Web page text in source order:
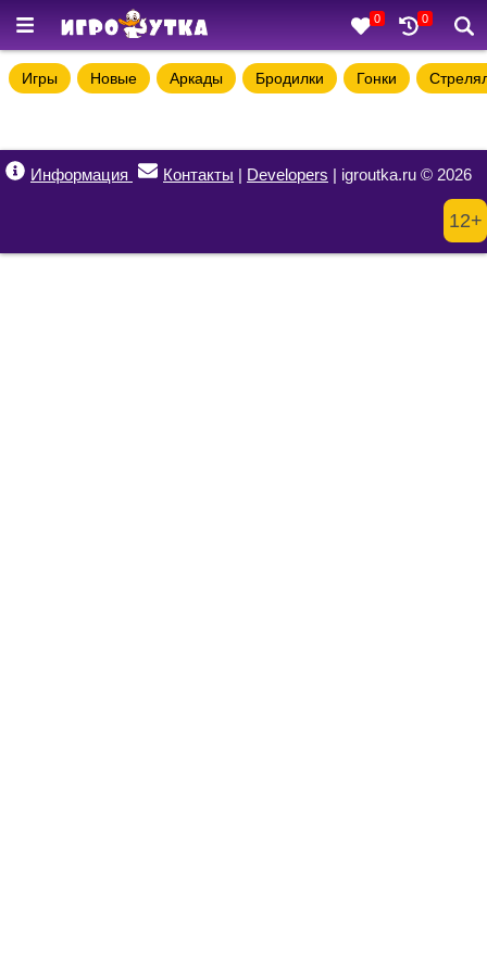
0 0
Игры Новые Аркады Бродилки Гонки
Информация Контакты | Developers | igroutka.ru © 2026
12+